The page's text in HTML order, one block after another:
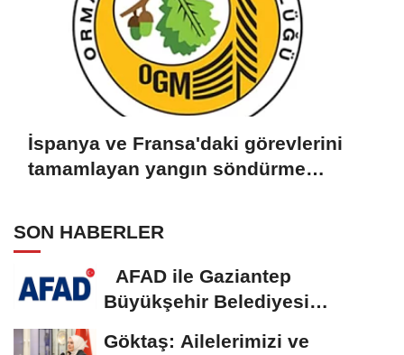
İspanya ve Fransa'daki görevlerini
tamamlayan yangın söndürme
SON HABERLER
AFAD ile Gaziantep
Büyükşehir Belediyesi
Göktaş: Ailelerimizi ve